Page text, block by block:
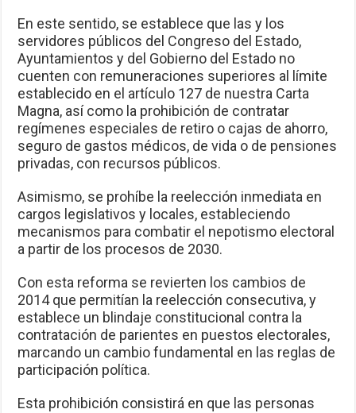
En este sentido, se establece que las y los
servidores públicos del Congreso del Estado,
Ayuntamientos y del Gobierno del Estado no
cuenten con remuneraciones superiores al límite
establecido en el artículo 127 de nuestra Carta
Magna, así como la prohibición de contratar
regímenes especiales de retiro o cajas de ahorro,
seguro de gastos médicos, de vida o de pensiones
privadas, con recursos públicos.
Asimismo, se prohíbe la reelección inmediata en
cargos legislativos y locales, estableciendo
mecanismos para combatir el nepotismo electoral
a partir de los procesos de 2030.
Con esta reforma se revierten los cambios de
2014 que permitían la reelección consecutiva, y
establece un blindaje constitucional contra la
contratación de parientes en puestos electorales,
marcando un cambio fundamental en las reglas de
participación política.
Esta prohibición consistirá en que las personas